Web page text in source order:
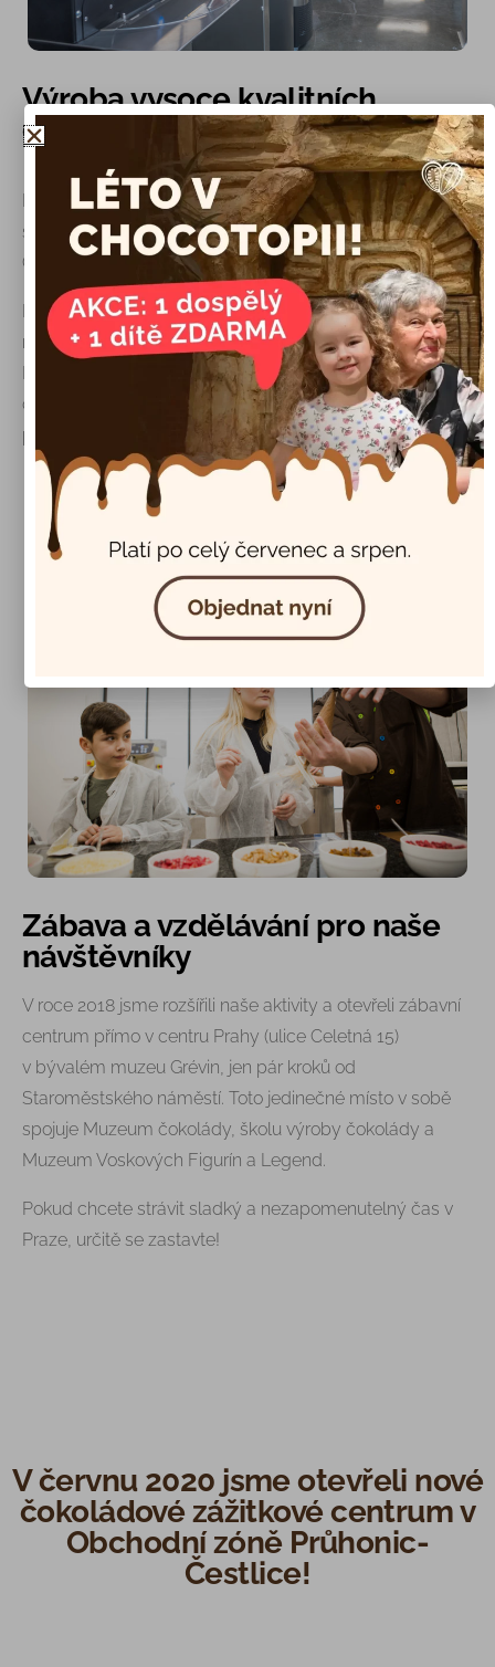
Výroba vysoce kvalitních
čokoládových produktu
Naším posláním je nabízet zákazníkům výjimečné
služby, kvalitní čokoládové výrobky a propagovat vizi
Chocotopia širší komunitě.
Naše produkce se v poslední době rozšířila na nové
nejmodernější zařízení v Průhonicích, hned za Prahou.
Pečlivá kombinace nejnovějších technologií, vášně pro
čokoládu a dlouhodobé tradice kvality nám umožňuje
plnit očekávání všech našich klientů.
Zábava a vzdělávání pro naše
návštěvníky
V roce 2018 jsme rozšířili naše aktivity a otevřeli zábavní
centrum přímo v centru Prahy (ulice Celetná 15)
v bývalém muzeu Grévin, jen pár kroků od
Staroměstského náměstí. Toto jedinečné místo v sobě
spojuje Muzeum čokolády, školu výroby čokolády a
Muzeum Voskových Figurín a Legend.
Pokud chcete strávit sladký a nezapomenutelný čas v
Praze, určitě se zastavte!
V červnu 2020 jsme otevřeli nové
čokoládové zážitkové centrum v
Obchodní zóně Průhonic-
Čestlice!